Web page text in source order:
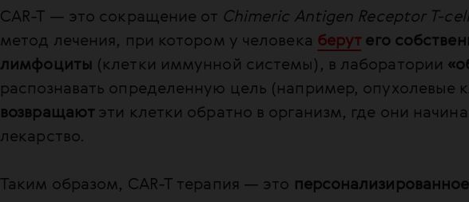
CAR-T — это сокращение от Chimeric Antigen Receptor T-
метод лечения, при котором у человека берутего
лимфоциты (клетки иммунной системы), в лаборатории
распознавать определенную цель (например, опухолевые
возвращают эти клетки обратно в организм, где они
лекарство.
Таким образом, CAR-T терапия — это персонализированное